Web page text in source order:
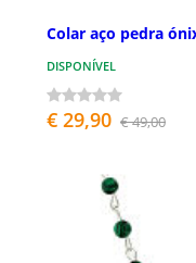
Colar aço pedra
DISPONÍVEL
€ 29,90 € 49,00